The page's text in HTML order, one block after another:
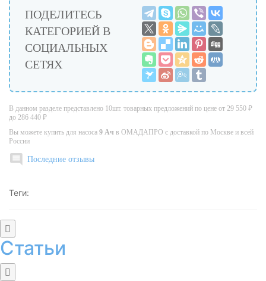
ПОДЕЛИТЕСЬ
КАТЕГОРИЕЙ В
СОЦИАЛЬНЫХ
СЕТЯХ
В данном разделе представлено 10шт. товарных предложений по цене от 29 550 ₽
до 286 440 ₽
Вы можете купить для насоса 9 Ач в ОМАДАПРО с доставкой по Москве и всей
России
Последние отзывы
Теги:
Статьи